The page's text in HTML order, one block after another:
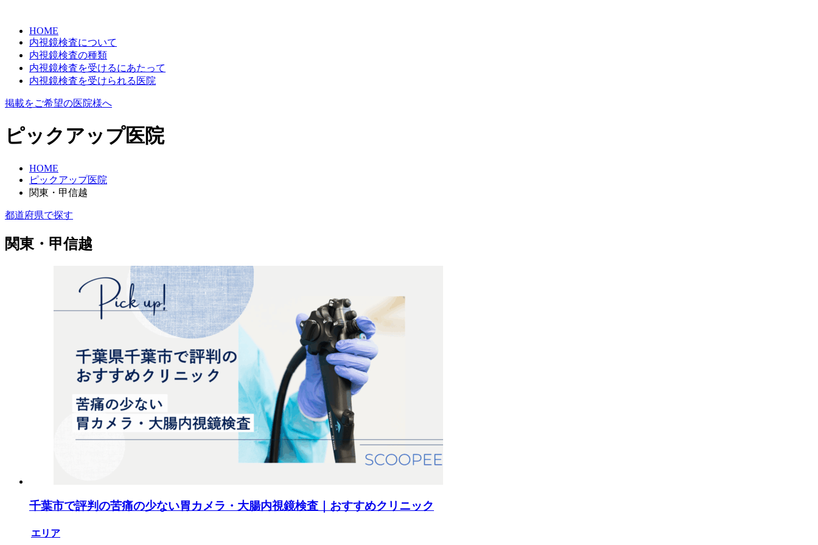
HOME
内視鏡検査について
内視鏡検査の種類
内視鏡検査を受けるにあたって
内視鏡検査を受けられる医院
掲載をご希望の医院様へ
ピックアップ医院
HOME
ピックアップ医院
関東・甲信越
都道府県で探す
関東・甲信越
千葉市で評判の苦痛の少ない胃カメラ・大腸内視鏡検査｜おすすめクリニック
エリア